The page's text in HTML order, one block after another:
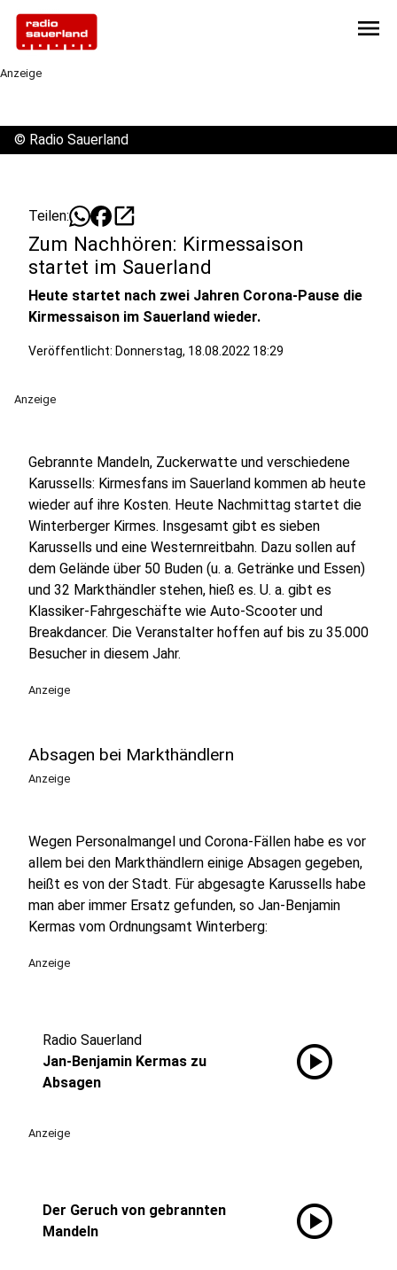
menu
Anzeige
© Radio Sauerland
Teilen: open_in_new
Zum Nachhören: Kirmessaison
startet im Sauerland
Heute startet nach zwei Jahren Corona-Pause die
Kirmessaison im Sauerland wieder.
Veröffentlicht: Donnerstag, 18.08.2022 18:29
Anzeige
Gebrannte Mandeln, Zuckerwatte und verschiedene
Karussells: Kirmesfans im Sauerland kommen ab heute
wieder auf ihre Kosten. Heute Nachmittag startet die
Winterberger Kirmes. Insgesamt gibt es sieben
Karussells und eine Westernreitbahn. Dazu sollen auf
dem Gelände über 50 Buden (u. a. Getränke und Essen)
und 32 Markthändler stehen, hieß es. U. a. gibt es
Klassiker-Fahrgeschäfte wie Auto-Scooter und
Breakdancer. Die Veranstalter hoffen auf bis zu 35.000
Besucher in diesem Jahr.
Anzeige
Absagen bei Markthändlern
Anzeige
Wegen Personalmangel und Corona-Fällen habe es vor
allem bei den Markthändlern einige Absagen gegeben,
heißt es von der Stadt. Für abgesagte Karussells habe
man aber immer Ersatz gefunden, so Jan-Benjamin
Kermas vom Ordnungsamt Winterberg:
Anzeige
Radio Sauerland
Jan-Benjamin Kermas zu
Absagen
play_circle
Anzeige
Der Geruch von gebrannten
Mandeln
play_circle